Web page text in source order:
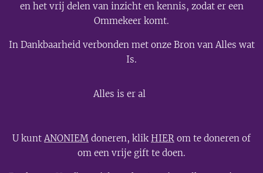
en het vrij delen van inzicht en kennis, zodat er een
Ommekeer komt.
In Dankbaarheid verbonden met onze Bron van Alles wat
Is.
Alles is er al
U kuntANONIEM doneren, klikHIER om te doneren of
om een vrije gift te doen.